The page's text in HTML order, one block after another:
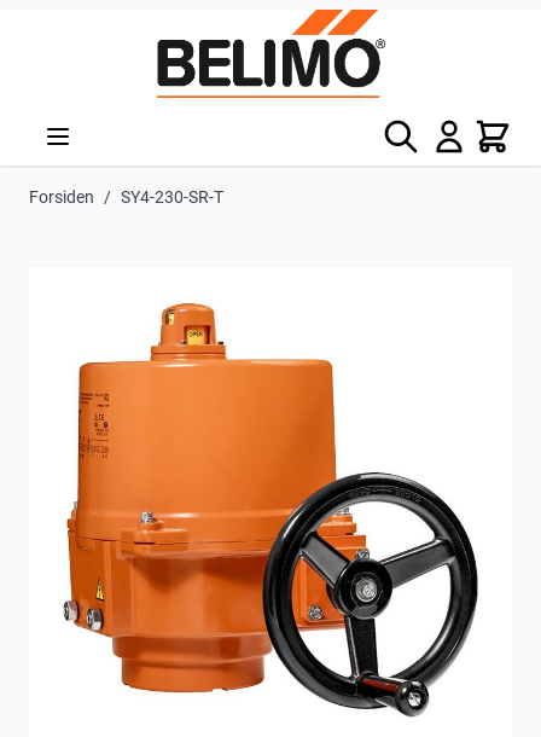
Søg Kurv
Forsiden / SY4-230-SR-T